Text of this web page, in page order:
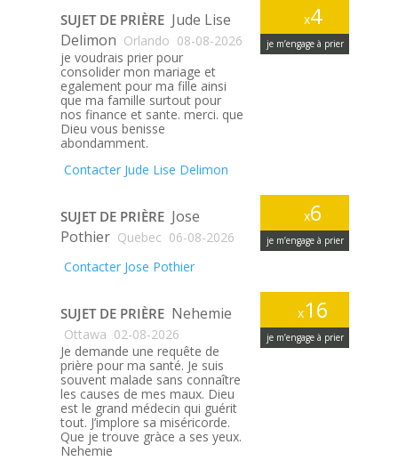
x4
je m’engage à prier
SUJET DE PRIÈRE Jude Lise
Delimon Orlando 08-08-2026
je voudrais prier pour
consolider mon mariage et
egalement pour ma fille ainsi
que ma famille surtout pour
nos finance et sante. merci. que
Dieu vous benisse
abondamment.
Contacter Jude Lise Delimon
x6
je m’engage à prier
SUJET DE PRIÈRE Jose
Pothier Quebec 06-08-2026
Contacter Jose Pothier
x16
je m’engage à prier
SUJET DE PRIÈRE Nehemie
Ottawa 02-08-2026
Je demande une requête de
prière pour ma santé. Je suis
souvent malade sans connaître
les causes de mes maux. Dieu
est le grand médecin qui guérit
tout. J’implore sa miséricorde.
Que je trouve gràce a ses yeux.
Nehemie